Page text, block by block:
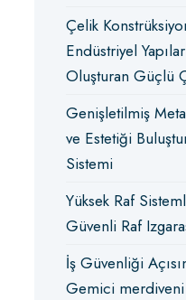
Çelik
Endüstriyel
Oluşturan Güçlü
Genişletilmiş
ve Estetiği
Sistemi
Yüksek Raf
Güvenli Raf
İş Güvenliği
Gemici